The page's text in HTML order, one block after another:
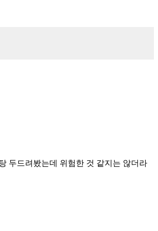
두드려봤는데 위험한 것 같지는 않더라